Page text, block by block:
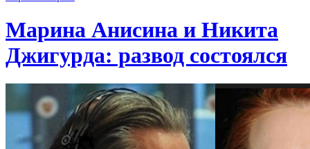
Марина Анисина и Никита
Джигурда: развод состоялся